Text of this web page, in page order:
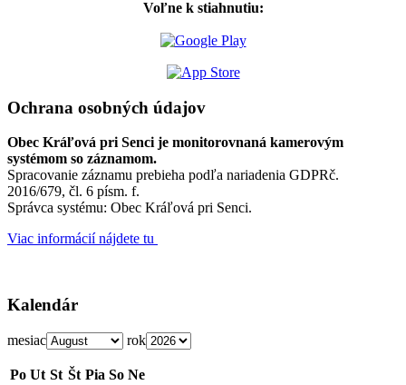
Voľne k stiahnutiu:
Ochrana osobných údajov
Obec Kráľová pri Senci je monitorovnaná kamerovým
systémom so záznamom.
Spracovanie záznamu prebieha podľa nariadenia GDPRč.
2016/679, čl. 6 písm. f.
Správca systému: Obec Kráľová pri Senci.
Viac informácií nájdete tu
Kalendár
mesiac rok
Po Ut St Št Pia So Ne